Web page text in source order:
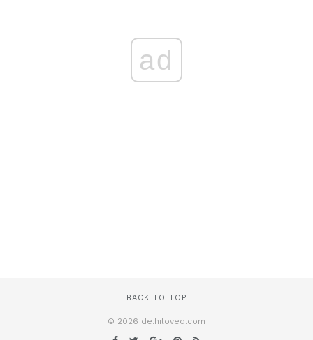
ad
BACK TO TOP
© 2026 de.hiloved.com